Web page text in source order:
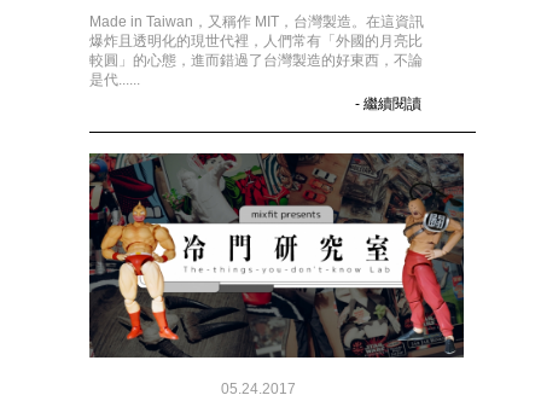
Made in Taiwan，又稱作 MIT，台灣製造。在這資訊
爆炸且透明化的現世代裡，人們常有「外國的月亮比
較圓」的心態，進而錯過了台灣製造的好東西，不論
是代......
- 繼續閱讀
05.24.2017